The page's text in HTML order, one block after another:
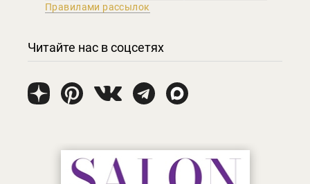
Правилами рассылок
Читайте нас в соцсетях